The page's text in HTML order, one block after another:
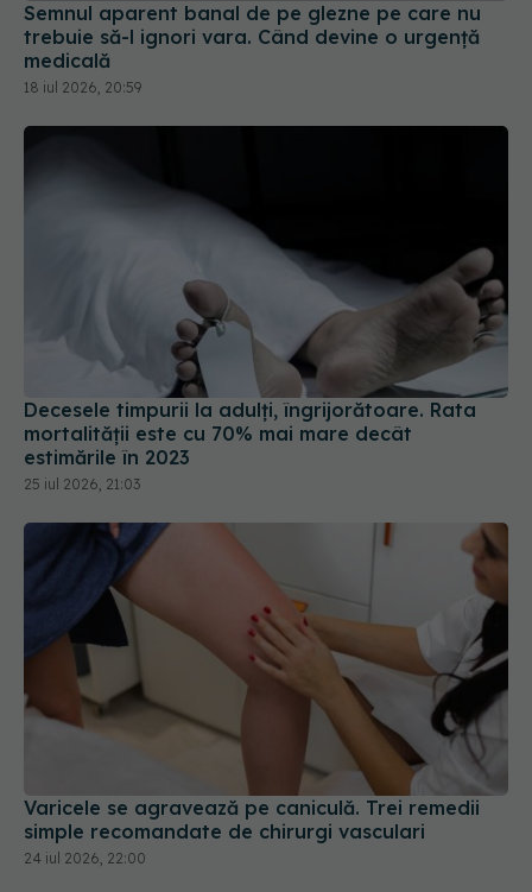
Decesele timpurii la adulți, îngrijorătoare. Rata
mortalității este cu 70% mai mare decât
estimările în 2023
25 iul 2026, 21:03
Varicele se agravează pe caniculă. Trei remedii
simple recomandate de chirurgi vasculari
24 iul 2026, 22:00